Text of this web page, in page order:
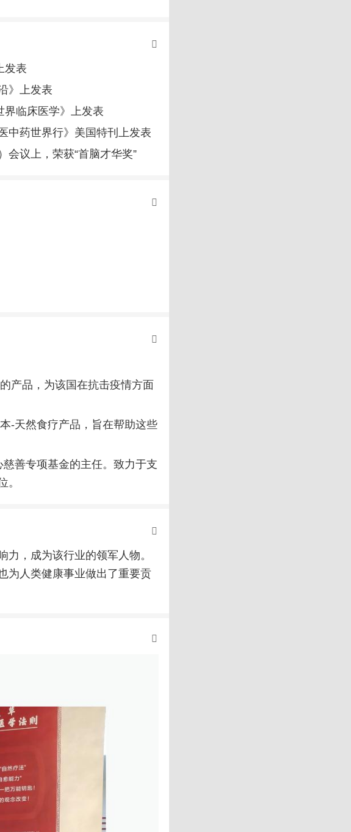
发表
》上发表
界临床医学》上发表
中药世界行》美国特刊上发表
议上，荣获“首脑才华奖”
产品，为该国在抗击疫情方面
-天然食疗产品，旨在帮助这些
善专项基金的主任。致力于支
。
，成为该行业的领军人物。
为人类健康事业做出了重要贡